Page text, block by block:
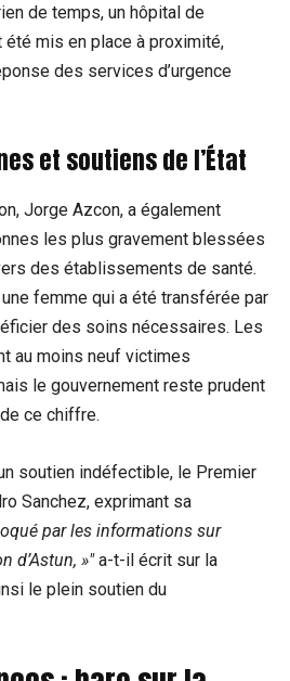
de temps, un hôpital de
été mis en place à proximité,
des services d’urgence
et soutiens de l’État
Jorge Azcon, a également
les plus gravement blessées
des établissements de santé.
femme qui a été transférée par
des soins nécessaires. Les
au moins neuf victimes
le gouvernement reste prudent
ce chiffre.
soutien indéfectible, le Premier
Sanchez, exprimant sa
par les informations sur
d’Astun, » a-t-il écrit sur la
le plein soutien du